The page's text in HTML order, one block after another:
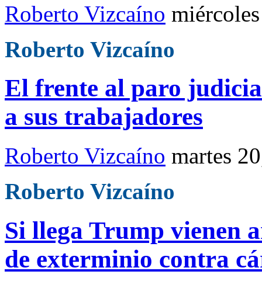
Roberto Vizcaíno
Roberto Vizcaíno
El frente al paro
a sus trabajadores
Roberto Vizcaíno martes
Roberto Vizcaíno
Si llega Trump vienen
de exterminio contra